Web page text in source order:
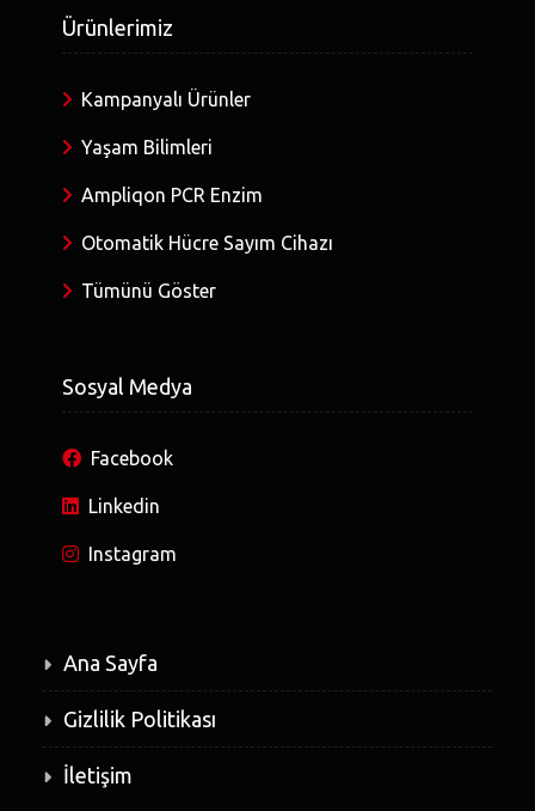
Ürünlerimiz
Kampanyalı Ürünler
Yaşam Bilimleri
Ampliqon PCR Enzim
Otomatik Hücre Sayım Cihazı
Tümünü Göster
Sosyal Medya
Facebook
Linkedin
Instagram
Ana Sayfa
Gizlilik Politikası
İletişim